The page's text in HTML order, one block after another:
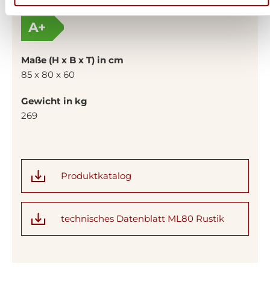
Energieeffizienzklasse
A+
Maße (H x B x T) in cm
85 x 80 x 60
Gewicht in kg
269
Produktkatalog
technisches Datenblatt ML80 Rustik